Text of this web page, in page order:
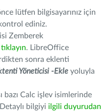
lütfen bilgisayarınız için
ediniz.
Zemberek
. LibreOffice
sonra eklenti
Yöneticisi -Ekle yoluyla
bazı Calc işlev isimlerinde
bilgiyi ilgili duyurudan